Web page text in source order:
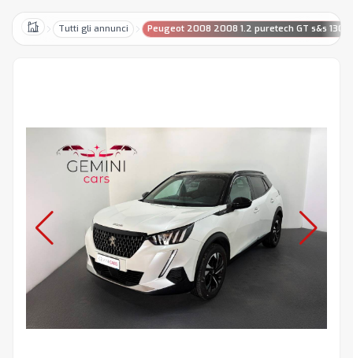
HomeTutti gli annunci Peugeot 2008 2008 1.2 puretech GT s&s 130cv